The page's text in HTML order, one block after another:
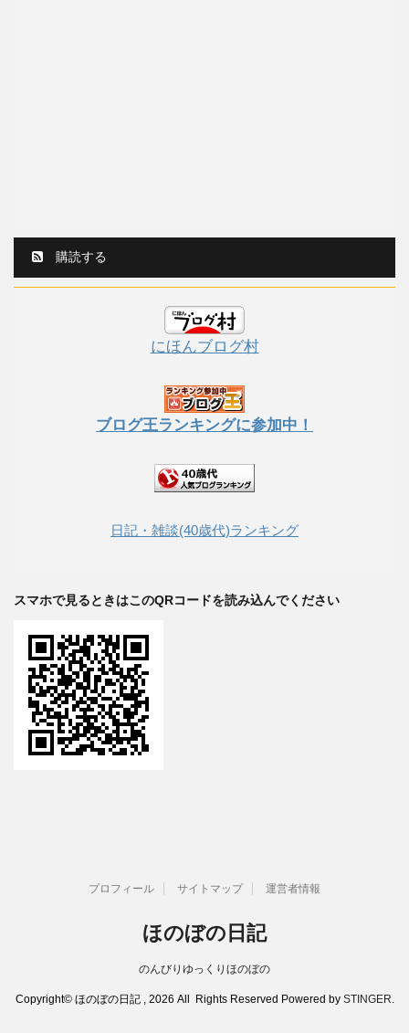
購読する
にほんブログ村
ブログ王ランキングに参加中！
日記・雑談(40歳代)ランキング
スマホで見るときはこのQRコードを読み込んでください
プロフィール サイトマップ 運営者情報
ほのぼの日記
のんびりゆっくりほのぼの
Copyright© ほのぼの日記 , 2026 All Rights Reserved Powered by STINGER.